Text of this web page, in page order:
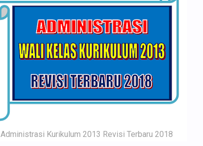
Administrasi Kurikulum 2013 Revisi Terbaru 2018